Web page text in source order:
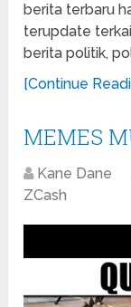
berita terbaru
terupdate
berita politik,
[Continue
MEMES
Kane Dane
ZCash